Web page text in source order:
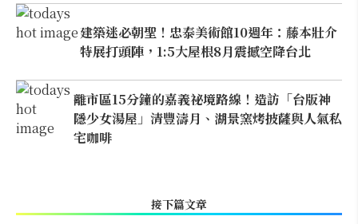
建築迷必朝聖！忠泰美術館10週年：藤本壯介
特展打頭陣，1:5大屋根8月震撼空降台北
離市區15分鐘的嘉義祕境路線！造訪「台版神
隱少女湯屋」清豐濤月、湖景窯烤披薩與人氣私
宅咖啡
接下篇文章